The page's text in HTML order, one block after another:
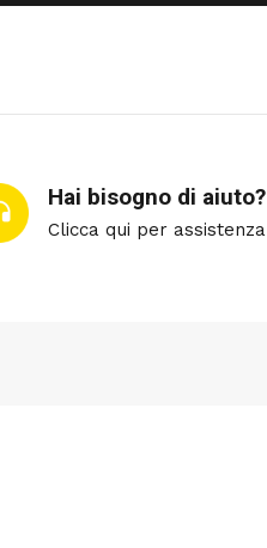
Hai bisogno di aiuto?
Clicca qui per assistenza